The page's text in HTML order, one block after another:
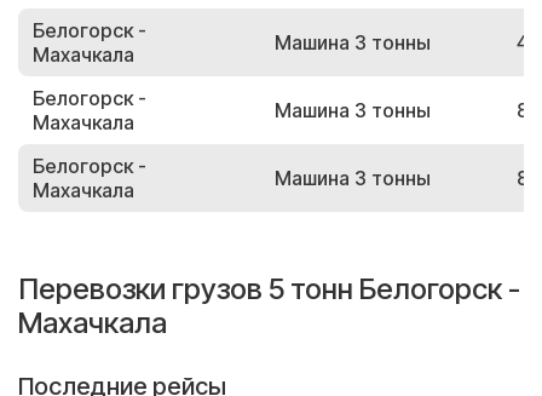
Белогорск -
Махачкала
Машина 3 тонны
Белогорск -
Махачкала
Машина 3 тонны
Белогорск -
Махачкала
Машина 3 тонны
Перевозки грузов 5 тонн Белогорск -
Махачкала
Последние рейсы